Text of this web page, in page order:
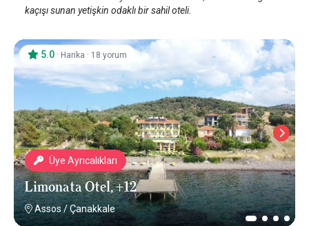
kaçışı sunan yetişkin odaklı bir sahil oteli.
Üye Ayrıcalıkları
Limonata Otel, +12
Assos/Çanakkale
5.0 · Harika · 18 yorum